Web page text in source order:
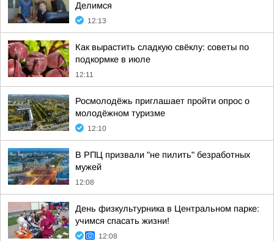
Делимся
12:13
Как вырастить сладкую свёклу: советы по
подкормке в июле
12:11
Росмолодёжь приглашает пройти опрос о
молодёжном туризме
12:10
В РПЦ призвали "не пилить" безработных
мужей
12:08
День физкультурника в Центральном парке:
учимся спасать жизни!
12:08